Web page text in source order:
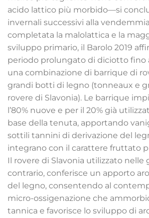
acido lattico più morbido—si
invernali successivi alla
completata la malolattica e la
sviluppo primario, il Barolo 2019
periodo prolungato di diciotto fino
una combinazione di barrique di
grandi botti di legno (tonneaux e
rovere di Slavonia). Le barrique
l’80% nuove e per il 20% già
base della tenuta, apportando
sottili tannini di derivazione del
integrano con il carattere fruttato
Il rovere di Slavonia utilizzato nelle
contrario, conferisce un apporto
del legno, consentendo al
micro-ossigenazione che
tannica e favorisce lo sviluppo di